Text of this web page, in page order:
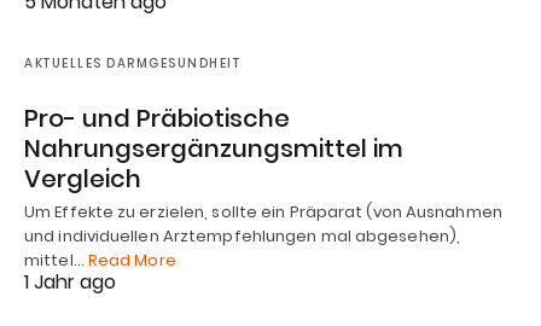
AKTUELLES DARMGESUNDHEIT
Pro- und Präbiotische
Nahrungsergänzungsmittel im
Vergleich
Um Effekte zu erzielen, sollte ein Präparat (von Ausnahmen
und individuellen Arztempfehlungen mal abgesehen),
mittel… Read More
1 Jahr ago